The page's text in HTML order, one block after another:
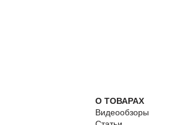
О ТОВАРАХ
Видеообзоры